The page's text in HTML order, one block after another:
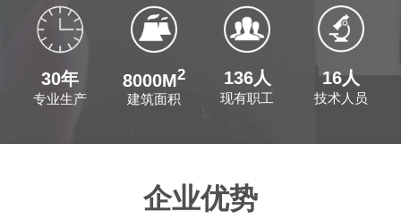
30年
专业生产
8000M2
建筑面积
136人
现有职工
16人
技术人员
企业优势